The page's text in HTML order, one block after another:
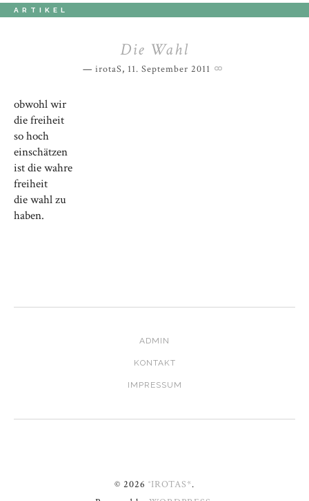
ARTIKEL
Die Wahl
irotaS, 11. September 2011
obwohl wir
die freiheit
so hoch
einschätzen
ist die wahre
freiheit
die wahl zu
haben.
ADMIN
KONTAKT
IMPRESSUM
© 2026 °IROTAS*.